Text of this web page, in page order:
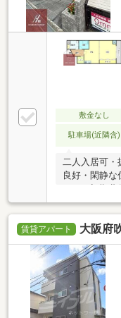
敷金なし
駐車場(近隣含)
二人入居可・
良好・閑静な
賃貸アパート 大阪府